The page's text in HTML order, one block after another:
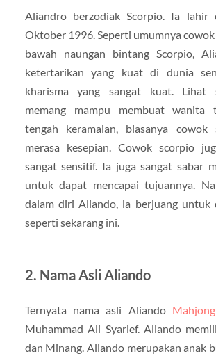
Aliandro berzodiak Scorpio. Ia lahir
Oktober 1996. Seperti umumnya cowok
bawah naungan bintang Scorpio,
ketertarikan yang kuat di dunia
kharisma yang sangat kuat. Lihat
memang mampu membuat wanita
tengah keramaian, biasanya cowok
merasa kesepian. Cowok scorpio
sangat sensitif. Ia juga sangat sabar
untuk dapat mencapai tujuannya.
dalam diri Aliando, ia berjuang untuk
seperti sekarang ini.
2. Nama Asli Aliando
Ternyata nama asli Aliando
Muhammad Ali Syarief. Aliando
dan Minang. Aliando merupakan anak